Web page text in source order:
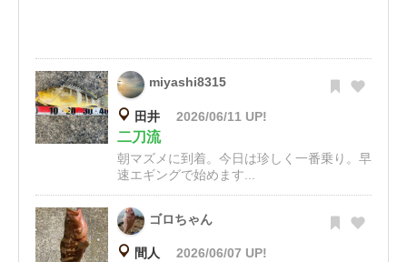
miyashi8315
田井 2026/06/11 UP!
二刀流
朝マズメに到着。今日は珍しく一番乗り。早
速エギングで始めます...
ゴロちゃん
間人 2026/06/07 UP!